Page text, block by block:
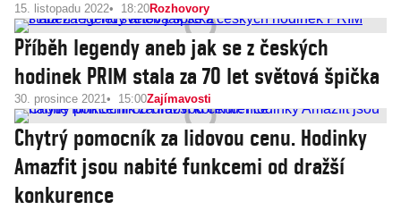
15. listopadu 2022 18:20Rozhovory
Příběh legendy aneb jak se z českých
hodinek PRIM stala za 70 let světová špička
30. prosince 2021 15:00Zajímavosti
Chytrý pomocník za lidovou cenu. Hodinky
Amazfit jsou nabité funkcemi od dražší
konkurence